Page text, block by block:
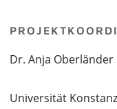
Dr. Anja Oberländer
Universität Konstanz